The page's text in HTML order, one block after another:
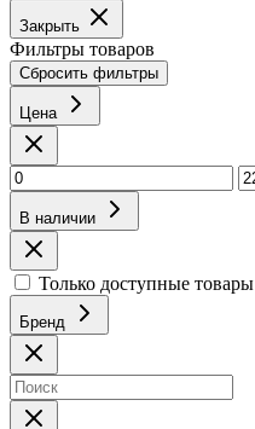
Закрыть
Фильтры товаров
Сбросить фильтры
Цена
В наличии
Только доступные товары
Бренд